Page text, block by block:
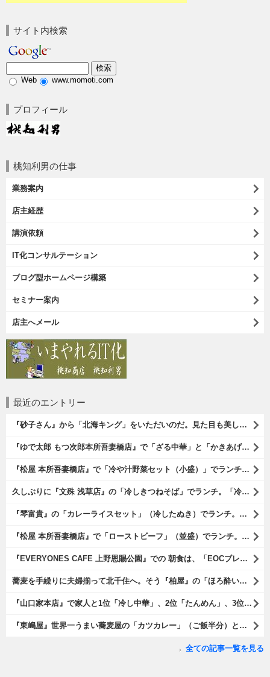
サイト内検索
Web www.momoti.com
プロフィール
桃知利男の仕事
業務案内
店主経歴
講演依頼
IT化コンサルテーション
ブログ型ホームページ構築
セミナー案内
店主へメール
最近のエントリー
『砂子さん』から「北海キング」をいただいのだ。見た目も美しいオレンジ色の果肉。 その果肉にスプーンを入れるとしっかりとした果実が丸々とすくえるのである。 一口食べれば、それはそれはうまいに決まっているのである（笑）。（砂子さんからの贈与：ないえメロン生産組合：JA新すながわ：空知郡奈井江町）
『ゆで太郎 もつ次郎本所吾妻橋店』で「ざる中華」と「かきあげ」を食べた。これを「かきあげざる中華」と呼んでいいのだろうか。まあ、呼び方はどうあれ、勿論、うまいのだからいいのだよ（笑）。（ゆで太郎 もつ次郎本所吾妻橋店：墨田区吾妻橋3丁目）
『松屋 本所吾妻橋店』で「冷や汁野菜セット（小盛）」でランチ。「冷や汁」はご飯の上に全部掛けてやるのだよ。 後はぐちゃぐちゃにして『噛むという行為は殆ど無く、ズスーッと飲み込むように食べるのである』な。 勿論、うまかったのだよ（笑）。（松屋 本所吾妻橋店：墨田区吾妻橋三）
久しぶりに『文殊 浅草店』の「冷しきつねそば」でランチ。「冷しきつめそば」のうまさは甘さである。 あたしは思い出していたのだ。この甘さのせいで「きつねそば」を敬遠していたのか、と。 でも、うまかったのだよ（笑）。（文殊 浅草店：浅草一丁目：浅草地下街）
『琴富貴』の「カレーライスセット」（冷したぬき）でランチ。所謂「蕎麦屋のカレー」と『琴富貴』の夏の定番「冷したぬき」である。勿論、これはダブルでうまいのだよ（笑）。（琴富貴：墨田区吾妻橋1）
『松屋 本所吾妻橋店』で「ローストビーフ」（並盛）でランチ。「ローストビーフ」は2つのソースが掛かっている。オリジナルソースとレフォールソースだ。 はたしていかなるものなのかと期待しながら待てば、それは確りとうまかったのだよ（笑）。（松屋 本所吾妻橋店：墨田区吾妻橋三）
『EVERYONES CAFE 上野恩賜公園』での 朝食は、「EOCブレックファーストプレート」とセットで「アイスカフェラテ」をもらい、それから家人が「東京たまごを使ったパンケーキ キャラメルナッツ（2枚）」を頼んでみた。どれもがハイカラにうまいのだよ（笑）。（EVERYONES CAFE 上野恩賜公園：上野公園）
蕎麦を手繰りに夫婦揃って北千住へ。そう『柏屋』の「ほろ酔いセット」で一杯やったのだよ。ここは二駅離れた場所だけど、あたしの『街的』のようにくつろげる処だ。勿論、うまかったのだよ（笑）。（きそば 柏屋：足立区千住）
『山口家本店』で家人と1位「冷し中華」、2位「たんめん」、3位「かき氷」の順番通りのオーダーでランチ。なんの変哲もないものがうまいのは、当たり前だのクラッカーなのだと云爾（笑）。（山口家本店：千束通り商店街：浅草五丁目）
『東嶋屋』世界一うまい蕎麦屋の「カツカレー」（ご飯半分）と「おしんこ盛り合わせ」と「ビ―ル」でランチ。もう、ほんとうまいのだから、みんな食べてみてね、と云爾（笑）。（東嶋屋：竜泉一丁目）
全ての記事一覧を見る